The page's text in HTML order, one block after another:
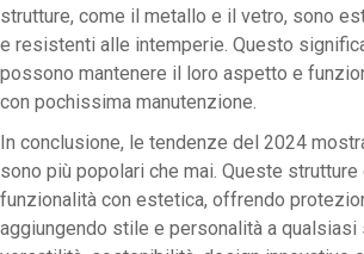
strutture, come il metallo e il vetro, sono
e resistenti alle intemperie. Questo
possono mantenere il loro aspetto e
con pochissima manutenzione.
In conclusione, le tendenze del 2024
sono più popolari che mai. Queste strutture
funzionalità con estetica, offrendo
aggiungendo stile e personalità a qualsiasi